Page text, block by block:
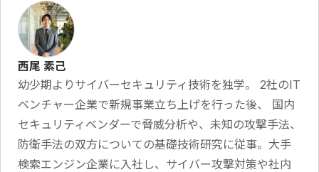
西尾 素己
幼少期よりサイバーセキュリティ技術を独学。 2社のIT
ベンチャー企業で新規事業立ち上げを行った後、 国内
セキュリティベンダーで脅威分析や、未知の攻撃手法、
防衛手法の双方についての基礎技術研究に従事。大手
検索エンジン企業に入社し、サイバー攻撃対策や社内